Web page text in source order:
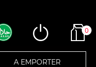
0
A EMPORTER